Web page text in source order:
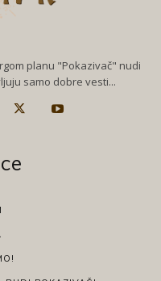
planu "Pokazivač" nudi
samo dobre vesti...